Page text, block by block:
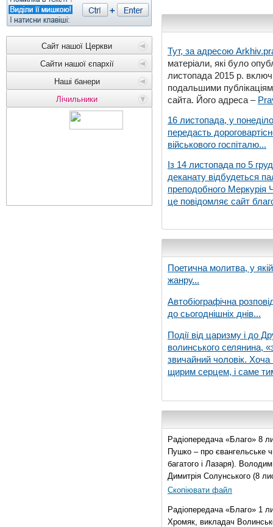
Сайт нашої Церкви
Сайти нашої єпархії
Наші банери
Лічильники
Тут, за адресою
матеріали, які було
листопада 2015 р.
подальшими
сайта. Його адреса –
16 листопада, у
передасть
військового госпіталю...
Із 14 листопада по 5
деканату відбудеться
преподобного Меркурія
це повідомляє сайт
Поетична молитва, у
жанру...
Автобіографічна
до сьогоднішніх днів...
Події від царизму і до
волинського селянина,
звичайний чоловік. Хоча
щирим серцем, і саме
Радіопередача «Благо» 8
Пушко – про євангельське
багатого і Лазаря).
Димитрія Солунського (8
Скопіювати файл
Радіопередача «Благо» 1
Хромяк, викладач